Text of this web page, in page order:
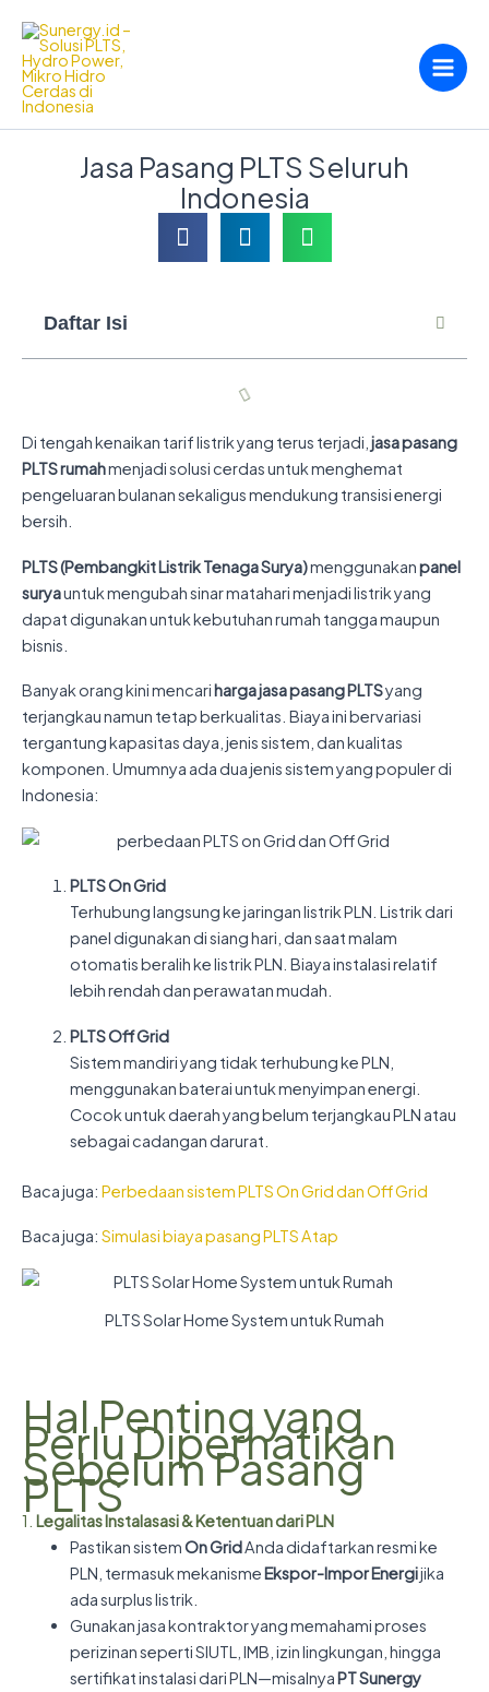
content
Jasa Pasang PLTS Seluruh
Indonesia
Daftar Isi
Di tengah kenaikan tarif listrik yang terus terjadi, jasa pasang
PLTS rumahmenjadi solusi cerdas untuk menghemat
pengeluaran bulanan sekaligus mendukung transisi energi
bersih.
PLTS (Pembangkit Listrik Tenaga Surya)menggunakanpanel
suryauntuk mengubah sinar matahari menjadi listrik yang
dapat digunakan untuk kebutuhan rumah tangga maupun
bisnis.
Banyak orang kini mencariharga jasa pasang PLTSyang
terjangkau namun tetap berkualitas. Biaya ini bervariasi
tergantung kapasitas daya, jenis sistem, dan kualitas
komponen. Umumnya ada dua jenis sistem yang populer di
Indonesia:
PLTS On Grid
Terhubung langsung ke jaringan listrik PLN. Listrik dari
panel digunakan di siang hari, dan saat malam
otomatis beralih ke listrik PLN. Biaya instalasi relatif
lebih rendah dan perawatan mudah.
PLTS Off Grid
Sistem mandiri yang tidak terhubung ke PLN,
menggunakan baterai untuk menyimpan energi.
Cocok untuk daerah yang belum terjangkau PLN atau
sebagai cadangan darurat.
Baca juga: Perbedaan sistem PLTS On Grid dan Off Grid
Baca juga: Simulasi biaya pasang PLTS Atap
PLTS Solar Home System untuk Rumah
Hal Penting yang
Perlu Diperhatikan
Sebelum Pasang
PLTS
1. Legalitas Instalasasi & Ketentuan dari PLN
Pastikan sistemOn GridAnda didaftarkan resmi ke
PLN, termasuk mekanismeEkspor-Impor Energijika
ada surplus listrik.
Gunakan jasa kontraktor yang memahami proses
perizinan seperti SIUTL, IMB, izin lingkungan, hingga
sertifikat instalasi dari PLN—misalnyaPT Sunergy